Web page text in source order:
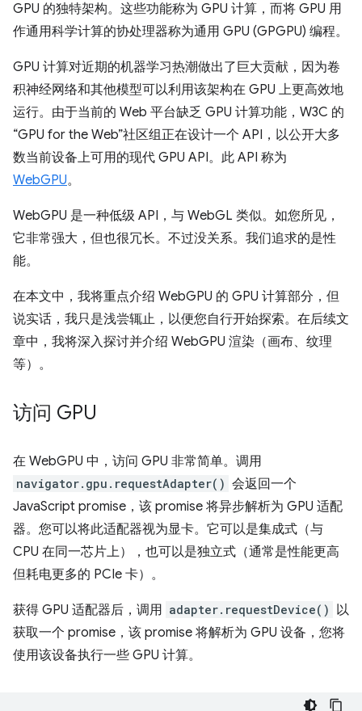
GPU 的独特架构。这些功能称为 GPU 计算，而将 GPU 用
作通用科学计算的协处理器称为通用 GPU (GPGPU) 编程。
GPU 计算对近期的机器学习热潮做出了巨大贡献，因为卷
积神经网络和其他模型可以利用该架构在 GPU 上更高效地
运行。由于当前的 Web 平台缺乏 GPU 计算功能，W3C 的
“GPU for the Web”社区组正在设计一个 API，以公开大多
数当前设备上可用的现代 GPU API。此 API 称为
WebGPU。
WebGPU 是一种低级 API，与 WebGL 类似。如您所见，
它非常强大，但也很冗长。不过没关系。我们追求的是性
能。
在本文中，我将重点介绍 WebGPU 的 GPU 计算部分，但
说实话，我只是浅尝辄止，以便您自行开始探索。在后续文
章中，我将深入探讨并介绍 WebGPU 渲染（画布、纹理
等）。
访问 GPU
在 WebGPU 中，访问 GPU 非常简单。调用
navigator.gpu.requestAdapter() 会返回一个
JavaScript promise，该 promise 将异步解析为 GPU 适配
器。您可以将此适配器视为显卡。它可以是集成式（与
CPU 在同一芯片上），也可以是独立式（通常是性能更高
但耗电更多的 PCIe 卡）。
获得 GPU 适配器后，调用 adapter.requestDevice() 以
获取一个 promise，该 promise 将解析为 GPU 设备，您将
使用该设备执行一些 GPU 计算。